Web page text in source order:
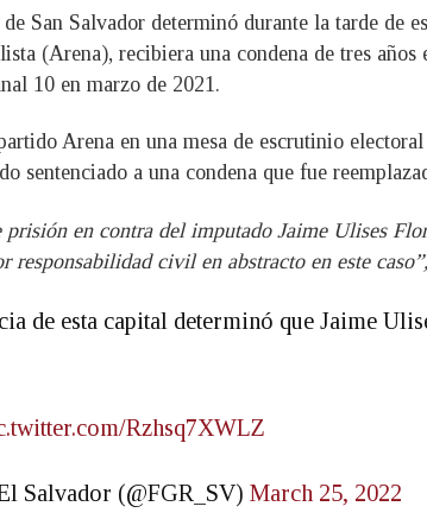
San Salvador determinó durante la tarde de
(Arena), recibiera una condena de tres
10 en marzo de 2021.
Arena en una mesa de escrutinio
sentenciado a una condena que fue
prisión en contra del imputado Jaime Ulises
civil en abstracto en este caso”,
de esta capital determinó que Jaime
Rzhsq7XWLZ
Salvador (@FGR_SV) March 25, 2022